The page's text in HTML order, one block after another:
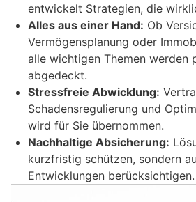
entwickelt Strategien, die
Alles aus einer Hand: Ob
Vermögensplanung oder
alle wichtigen Themen werden
abgedeckt.
Stressfreie Abwicklung:
Schadensregulierung und
wird für Sie übernommen.
Nachhaltige Absicherung:
kurzfristig schützen, sondern
Entwicklungen berücksichtigen.